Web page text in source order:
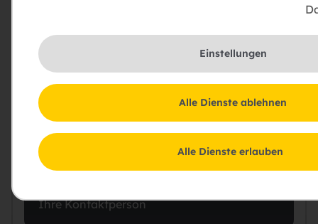
Bahnhofstraße 5, 3902 Vitis Kurzfassung
Ihre Kontaktperson
Einstellungen
Alle Dienste ablehnen
Alle Dienste erlauben